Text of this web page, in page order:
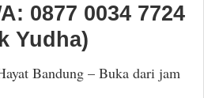
0877 0034 7724
Yudha)
Bandung – Buka dari jam